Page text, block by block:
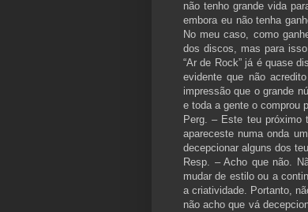
não tenho grande vida
embora eu não tenha
No meu caso, como
dos discos, mas para
“Ar de Rock” já é quase
evidente que não
impressão que o grande
e toda a gente o comprou
Perg. – Este teu próximo
apareceste numa onda
decepcionar alguns dos
Resp. – Acho que não.
mudar de estilo ou a
a criatividade. Portanto,
não acho que vá